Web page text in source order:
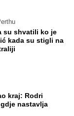
su shvatili ko je
kada su stigli na
kraj: Rodri
nastavlja